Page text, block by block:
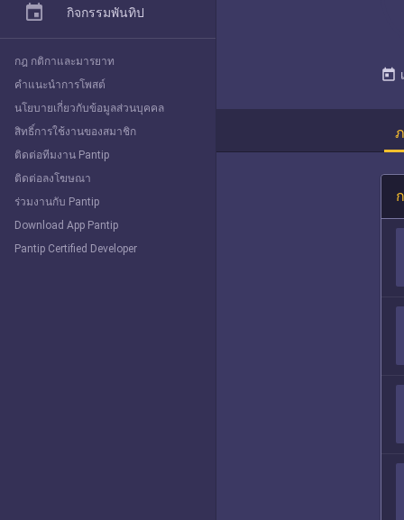
today
Explore
กิจกรรมพันทิป
กฎ กติกาและมารยาท
คำแนะนำการโพสต์
นโยบายเกี่ยวกับข้อมูลส่วนบุคคล
สิทธิ์การใช้งานของสมาชิก
ติดต่อทีมงาน Pantip
ติดต่อลงโฆษณา
ร่วมงานกับ Pantip
Download App Pantip
Pantip Certified Developer